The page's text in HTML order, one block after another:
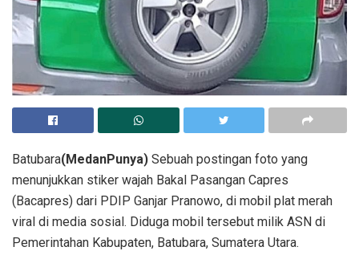
Batubara(MedanPunya) Sebuah postingan foto yang
menunjukkan stiker wajah Bakal Pasangan Capres
(Bacapres) dari PDIP Ganjar Pranowo, di mobil plat merah
viral di media sosial. Diduga mobil tersebut milik ASN di
Pemerintahan Kabupaten, Batubara, Sumatera Utara.